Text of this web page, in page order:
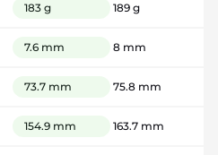
183 g 189 g
7.6 mm 8 mm
73.7 mm 75.8 mm
154.9 mm 163.7 mm